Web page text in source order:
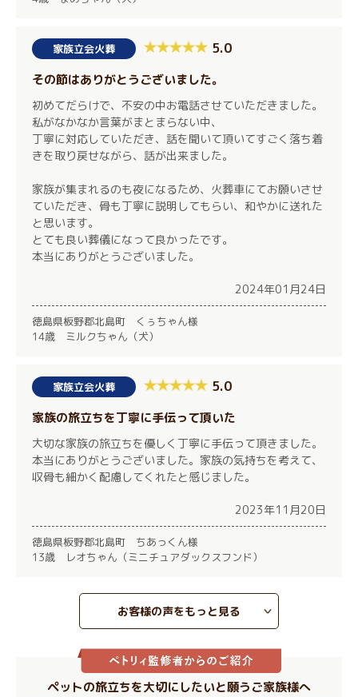
家族立会火葬 5.0
その節はありがとうございました。
初めてだらけで、不安の中お電話させていただきました。
私がなかなか言葉がまとまらない中、
丁寧に対応していただき、話を聞いて頂いてすごく落ち着
きを取り戻せながら、話が出来ました。
家族が集まれるのも夜になるため、火葬車にてお願いさせ
ていただき、骨も丁寧に説明してもらい、和やかに送れた
と思います。
とても良い葬儀になって良かったです。
本当にありがとうございました。
2024年01月24日
徳島県板野郡北島町 くぅちゃん様
14歳 ミルクちゃん（犬）
家族立会火葬 5.0
家族の旅立ちを丁寧に手伝って頂いた
大切な家族の旅立ちを優しく丁寧に手伝って頂きました。
本当にありがとうございました。家族の気持ちを考えて、
収骨も細かく配慮してくれたと感じました。
2023年11月20日
徳島県板野郡北島町 ちあっくん様
13歳 レオちゃん（ミニチュアダックスフンド）
お客様の声をもっと見る
ペットの旅立ちを大切にしたいと願うご家族様へ